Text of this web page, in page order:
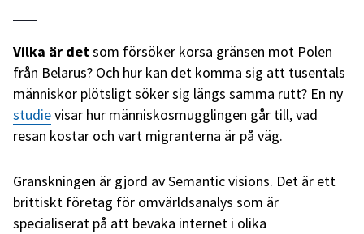
Vilka är det som försöker korsa gränsen mot Polen
från Belarus? Och hur kan det komma sig att tusentals
människor plötsligt söker sig längs samma rutt? En ny
studievisar hur människosmugglingen går till, vad
resan kostar och vart migranterna är på väg.
Granskningen är gjord av Semantic visions. Det är ett
brittiskt företag för omvärldsanalys som är
specialiserat på att bevaka internet i olika